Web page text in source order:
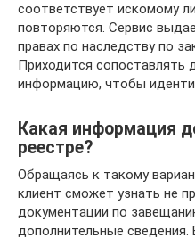
соответствует искомому
повторяются. Сервис
правах по наследству по
Приходится сопоставлять
информацию, чтобы
Какая информация
реестре?
Обращаясь к такому
клиент сможет узнать не
документации по
дополнительные